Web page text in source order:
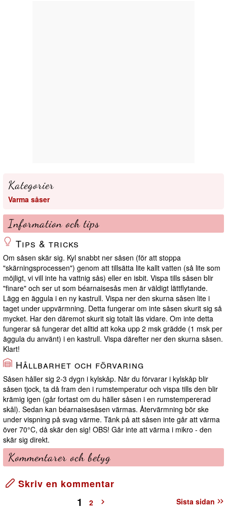
Kategorier
Varma såser
Information och tips
Tips & tricks
Om såsen skär sig. Kyl snabbt ner såsen (för att stoppa
"skärningsprocessen") genom att tillsätta lite kallt vatten (så lite som
möjligt, vi vill inte ha vattnig sås) eller en isbit. Vispa tills såsen blir
"finare" och ser ut som béarnaisesås men är väldigt lättflytande.
Lägg en äggula i en ny kastrull. Vispa ner den skurna såsen lite i
taget under uppvärmning. Detta fungerar om inte såsen skurit sig så
mycket. Har den däremot skurit sig totalt läs vidare. Om inte detta
fungerar så fungerar det alltid att koka upp 2 msk grädde (1 msk per
äggula du använt) i en kastrull. Vispa därefter ner den skurna såsen.
Klart!
Hållbarhet och förvaring
Såsen håller sig 2-3 dygn i kylskåp. När du förvarar i kylskåp blir
såsen tjock, ta då fram den i rumstemperatur och vispa tills den blir
krämig igen (går fortast om du häller såsen i en rumstempererad
skål). Sedan kan béarnaisesåsen värmas. Återvärmning bör ske
under vispning på svag värme. Tänk på att såsen inte går att värma
över 70°C, då skär den sig! OBS! Går inte att värma i mikro - den
skär sig direkt.
Kommentarer och betyg
Skriv en kommentar
Sista sidan
1 2